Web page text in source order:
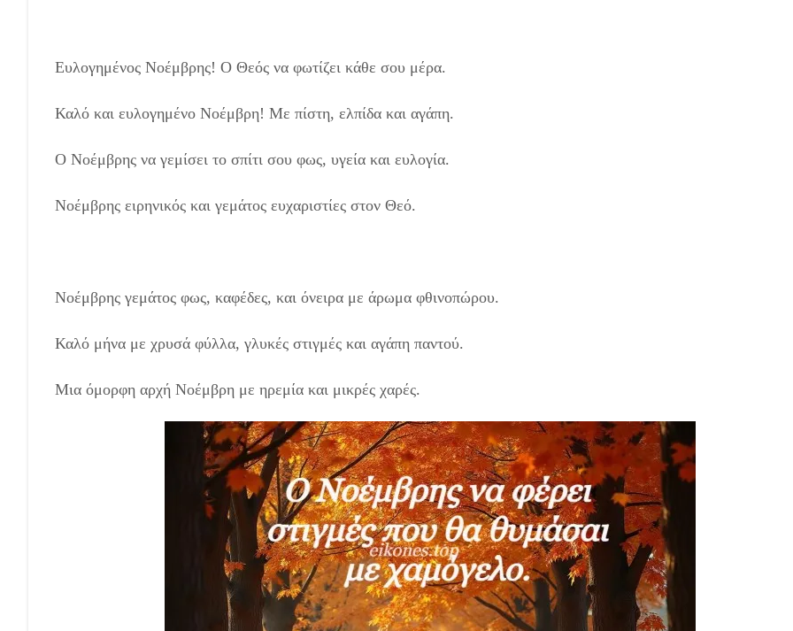
Ευλογημένος Νοέμβρης! Ο Θεός να φωτίζει κάθε σου μέρα.
Καλό και ευλογημένο Νοέμβρη! Με πίστη, ελπίδα και αγάπη.
Ο Νοέμβρης να γεμίσει το σπίτι σου φως, υγεία και ευλογία.
Νοέμβρης ειρηνικός και γεμάτος ευχαριστίες στον Θεό.
Νοέμβρης γεμάτος φως, καφέδες, και όνειρα με άρωμα φθινοπώρου.
Καλό μήνα με χρυσά φύλλα, γλυκές στιγμές και αγάπη παντού.
Μια όμορφη αρχή Νοέμβρη με ηρεμία και μικρές χαρές.